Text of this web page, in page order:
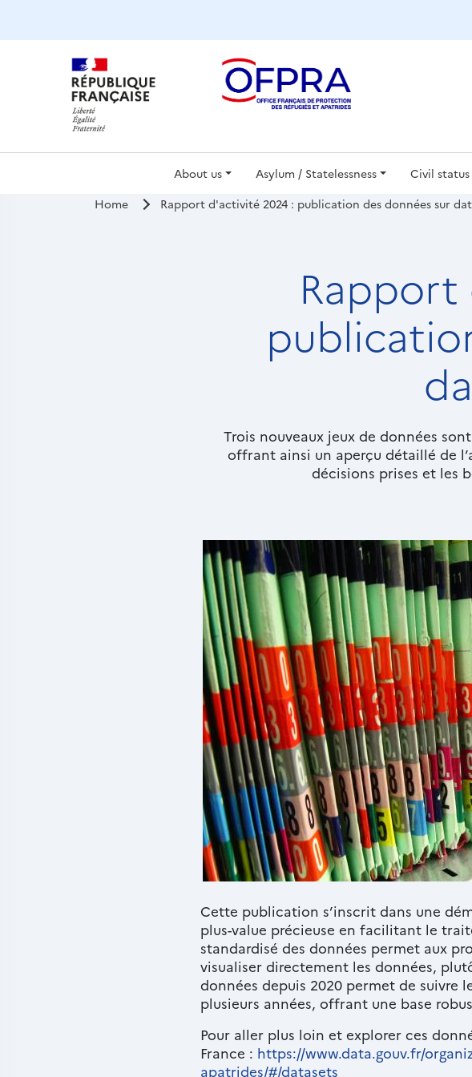
Navigation
principale
About us Asylum / Statelessness Civil
Home
Rapport d'activité 2024 : publication des données sur
Chapô
Trois nouveaux jeux de données
offrant ainsi un aperçu détaillé de
décisions prises et les
Paragraphes
Texte
riche
Cette publication s’inscrit dans une
plus-value précieuse en facilitant le
standardisé des données permet aux
visualiser directement les données,
données depuis 2020 permet de suivre
plusieurs années, offrant une base
Pour aller plus loin et explorer ces
France : https://www.data.gouv.fr/
apatrides/#/datasets